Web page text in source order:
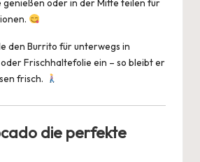
genießen oder in der Mitte teilen für
den Burrito für unterwegs in
Frischhaltefolie ein – so bleibt er
frisch.
die perfekte